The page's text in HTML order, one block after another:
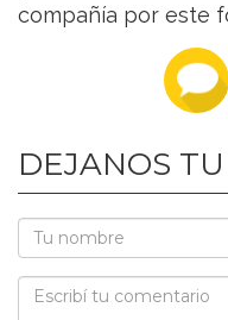
compañía por este
DEJANOS